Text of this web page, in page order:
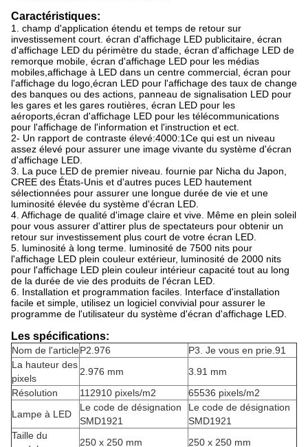
Caractéristiques:
1. champ d'application étendu et temps de retour sur
investissement court. écran d'affichage LED publicitaire, écran
d'affichage LED du périmètre du stade, écran d'affichage LED de
remorque mobile, écran d'affichage LED pour les médias
mobiles,affichage à LED dans un centre commercial, écran pour
l'affichage du logo,écran LED pour l'affichage des taux de change
des banques ou des actions, panneau de signalisation LED pour
les gares et les gares routières, écran LED pour les
aéroports,écran d'affichage LED pour les télécommunications
pour l'affichage de l'information et l'instruction et ect.
2- Un rapport de contraste élevé:4000:1Ce qui est un niveau
assez élevé pour assurer une image vivante du système d'écran
d'affichage LED.
3. La puce LED de premier niveau. fournie par Nicha du Japon,
CREE des États-Unis et d'autres puces LED hautement
sélectionnées pour assurer une longue durée de vie et une
luminosité élevée du système d'écran LED.
4. Affichage de qualité d'image claire et vive. Même en plein soleil
pour vous assurer d'attirer plus de spectateurs pour obtenir un
retour sur investissement plus court de votre écran LED.
5. luminosité à long terme. luminosité de 7500 nits pour
l'affichage LED plein couleur extérieur, luminosité de 2000 nits
pour l'affichage LED plein couleur intérieur capacité tout au long
de la durée de vie des produits de l'écran LED.
6. Installation et programmation faciles. Interface d'installation
facile et simple, utilisez un logiciel convivial pour assurer le
programme de l'utilisateur du système d'écran d'affichage LED.
Les spécifications:
Nom de l'articleP2.976
P3. Je vous en prie.91
La hauteur des
pixels
2.976 mm
3.91 mm
Résolution
112910 pixels/m2
65536 pixels/m2
Lampe à LED
Le code de désignation
SMD1921
Le code de désignation
SMD1921
Taille du
250 x 250 mm 250 x 250 mm